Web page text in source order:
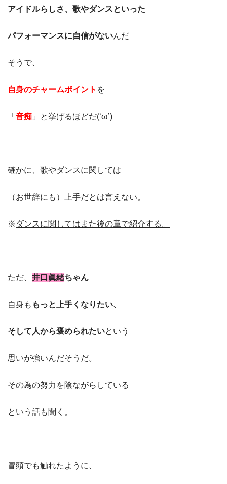
アイドルらしさ、歌やダンスといった
パフォーマンスに自信がないんだ
そうで、
自身のチャームポイント を
「 音痴 」と挙げるほどだ(‘ω’)
確かに、歌やダンスに関しては
（お世辞にも）上手だとは言えない。
※ ダンスに関してはまた後の章で紹介する。
ただ、 井口眞緒ちゃん
自身も もっと上手くなりたい、
そして人から褒められたいという
思いが強いんだそうだ。
その為の努力を陰ながらしている
という話も聞く。
冒頭でも触れたように、